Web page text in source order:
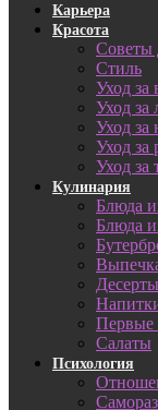
Карьера
Красота
Советы
Стиль
Уход за
Уход за
Уход за
Уход за
Уход за
Кулинария
Блюда
Блюда
Десерты
Первые
Салаты
Психология